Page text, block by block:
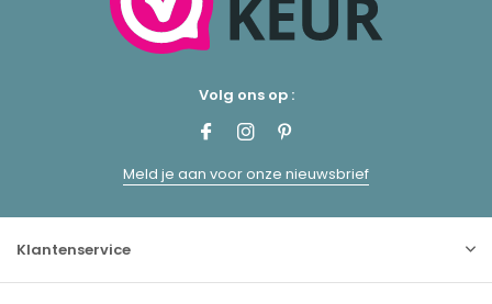
Volg ons op :
Meld je aan voor onze nieuwsbrief
Klantenservice